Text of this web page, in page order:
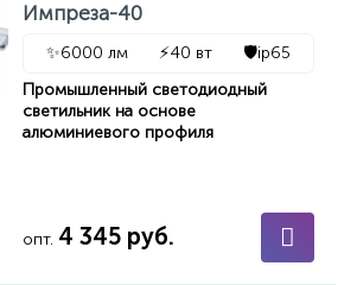
Импреза-40
✨6000 лм ⚡40 вт 🛡️ip65
Промышленный светодиодный
светильник на основе
алюминиевого профиля
опт. 4 345 руб.